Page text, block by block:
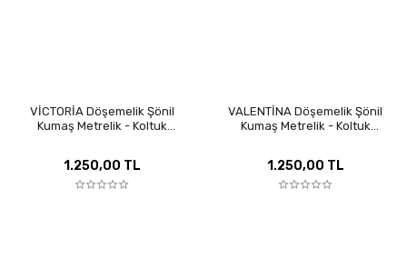
VİCTORİA Döşemelik Şönil
Kumaş Metrelik - Koltuk
1.250,00 TL
VALENTİNA Döşemelik Şönil
Kumaş Metrelik - Koltuk
1.250,00 TL